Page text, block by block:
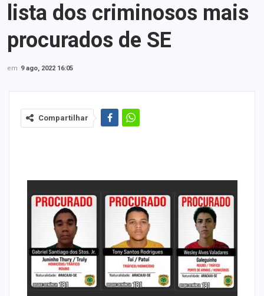
lista dos criminosos mais
procurados de SE
em 9 ago, 2022 16:05
Compartilhar